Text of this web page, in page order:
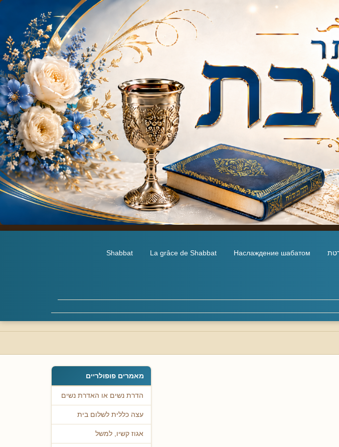
Наслаждение шабатом
La grâce de Shabbat
Shabbat
מאמרים פופולריים
הדרת נשים או האדרת נשים
עצה כללית לשלום בית
אגוז קשיו, למשל